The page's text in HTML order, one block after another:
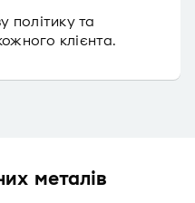
політику та
клієнта.
металів